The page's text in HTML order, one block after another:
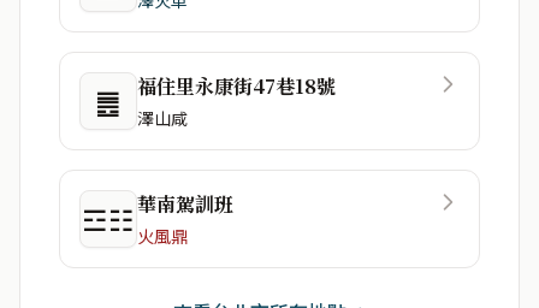
䷌ 福住里永康街47巷18號
澤山咸
☲☷華南駕訓班
火風鼎